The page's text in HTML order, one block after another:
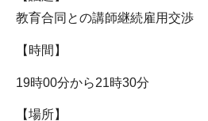
教育合同との講師継続雇用交渉
【時間】
19時00分から21時30分
【場所】